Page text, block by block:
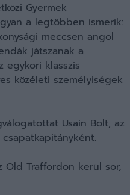
Gyermek
a legtöbben ismerik:
meccsen angol
játszanak a
egykori klasszis
közéleti személyiségek
Usain Bolt, az
Old Traffordon kerül sor,